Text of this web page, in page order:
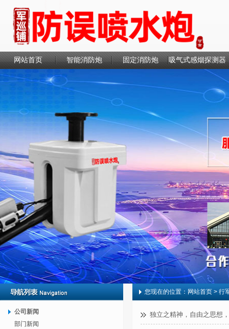
网站首页 智能消防炮 固定消防炮 吸气式感烟探测器
联系我们
公司新闻
部门新闻
您现在的位置： 网站首页 > 行
独立之精神，自由之思想